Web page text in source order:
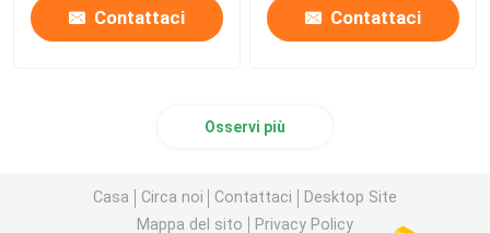
Contattaci Contattaci
Osservi più
Casa Circa noi Contattaci
Desktop Site
Mappa del sito
Privacy Policy